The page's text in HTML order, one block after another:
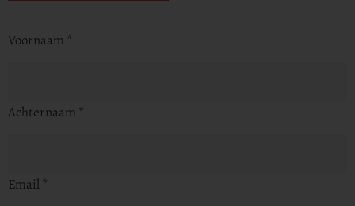
Voornaam *
Achternaam *
Email *